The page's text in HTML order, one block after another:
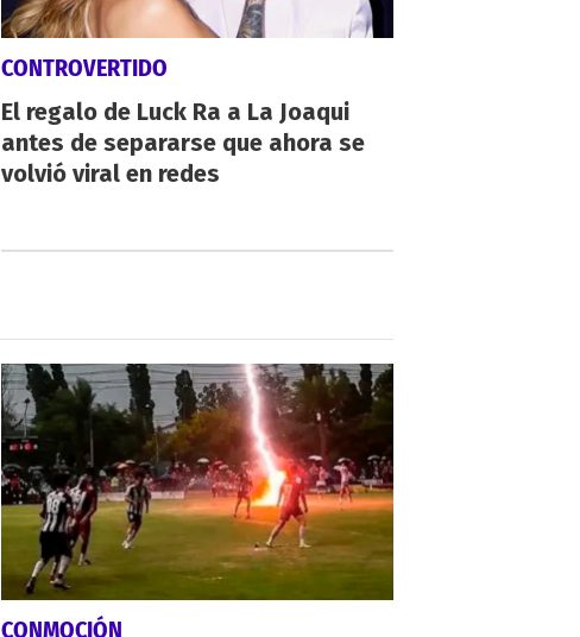
CONTROVERTIDO
El regalo de Luck Ra a La Joaqui
antes de separarse que ahora se
volvió viral en redes
CONMOCIÓN